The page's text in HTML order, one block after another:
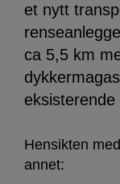
et nytt
ca 5,5 km
eksisterende
Hensikten
annet: